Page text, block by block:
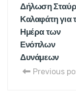
Δήλωση
Καλαφάτη για
Ημέρα των
Ενόπλων
Δυνάμεων
Previous